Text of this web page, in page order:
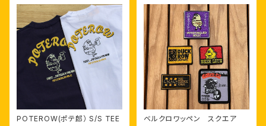
POTEROW(ポテ郎） S/S TEE ベルクロワッペン スクエア